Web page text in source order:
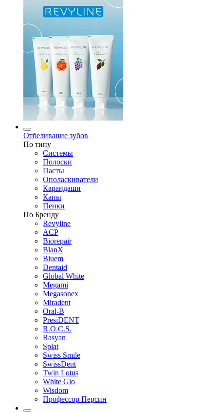
Отбеливание зубов
По типу
Системы
Полоски
Пасты
Ополаскиватели
Карандаши
Капы
Пенки
По Бренду
Revyline
ACP
Biorepair
BlanX
Bluem
Dentaid
Global White
Megami
Megasonex
Miradent
Oral-B
PresiDENT
R.O.C.S.
Rasyan
Splat
Swiss Smile
SwissDent
Twin Lotus
White Glo
Wisdom
Профессор Персин